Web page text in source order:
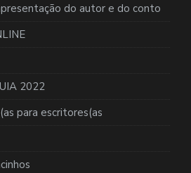
do autor e do conto
2022
para escritores(as